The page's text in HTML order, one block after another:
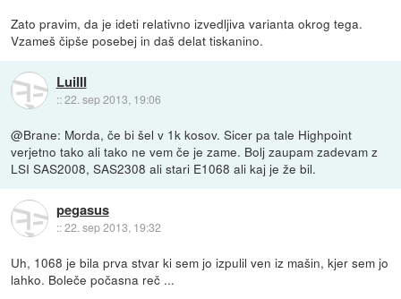
Zato pravim, da je ideti relativno izvedljiva varianta okrog tega.
Vzameš čipše posebej in daš delat tiskanino.
LuiIII
::22. sep 2013, 19:06
@Brane: Morda, če bi šel v 1k kosov. Sicer pa tale Highpoint
verjetno tako ali tako ne vem če je zame. Bolj zaupam zadevam z
LSI SAS2008, SAS2308 ali stari E1068 ali kaj je že bil.
pegasus
::22. sep 2013, 19:32
Uh, 1068 je bila prva stvar ki sem jo izpulil ven iz mašin, kjer sem jo
lahko. Boleče počasna reč ...